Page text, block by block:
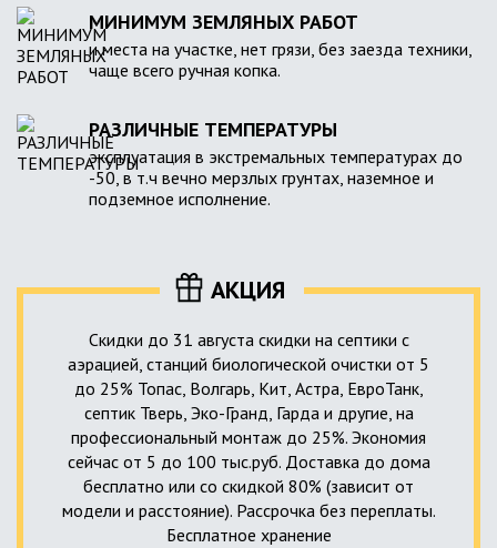
МИНИМУМ ЗЕМЛЯНЫХ РАБОТ
и места на участке, нет грязи, без заезда техники,
чаще всего ручная копка.
РАЗЛИЧНЫЕ ТЕМПЕРАТУРЫ
эксплуатация в экстремальных температурах до
-50, в т.ч вечно мерзлых грунтах, наземное и
подземное исполнение.
АКЦИЯ
Скидки до 31 августа скидки на септики с
аэрацией, станций биологической очистки от 5
до 25% Топас, Волгарь, Кит, Астра, ЕвроТанк,
септик Тверь, Эко-Гранд, Гарда и другие, на
профессиональный монтаж до 25%. Экономия
сейчас от 5 до 100 тыс.руб. Доставка до дома
бесплатно или со скидкой 80% (зависит от
модели и расстояние). Рассрочка без переплаты.
Бесплатное хранение